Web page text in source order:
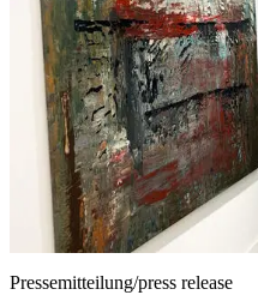
Pressemitteilung/press release